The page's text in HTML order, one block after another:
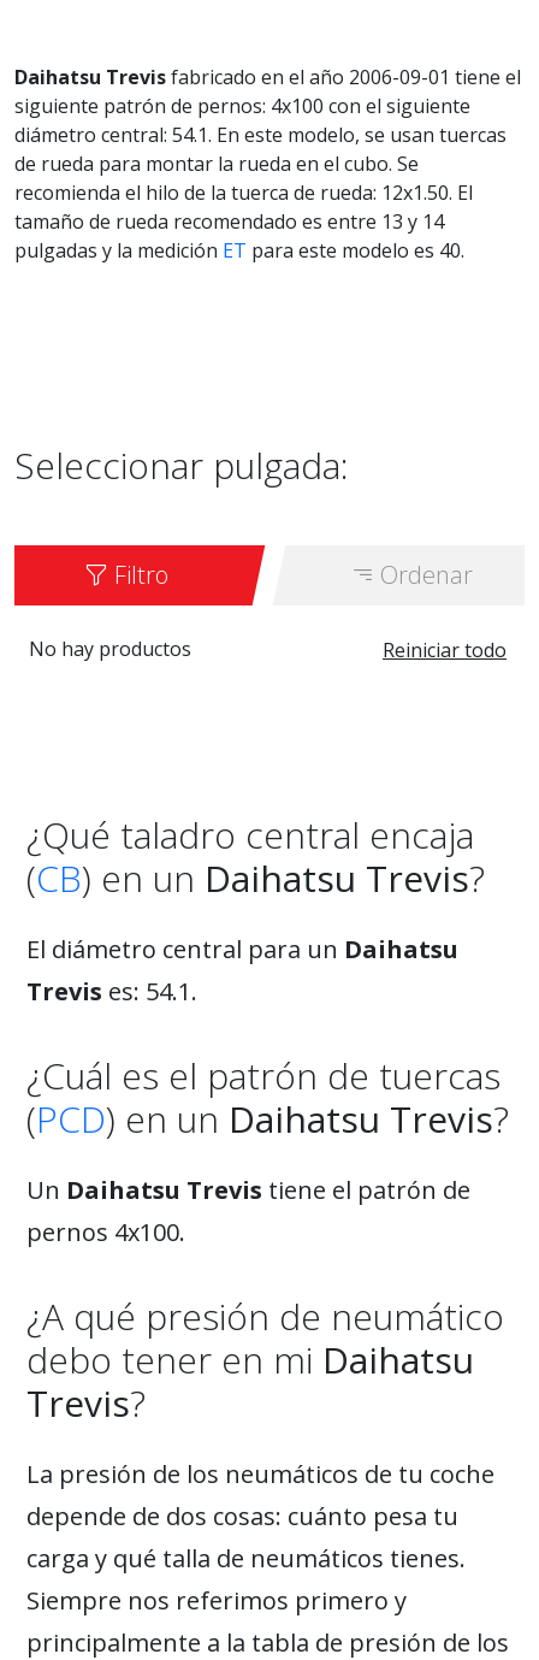
Daihatsu Trevisfabricado en el año 2006-09-01 tiene el
siguiente patrón de pernos: 4x100 con el siguiente
diámetro central: 54.1. En este modelo, se usan tuercas
de rueda para montar la rueda en el cubo. Se
recomienda el hilo de la tuerca de rueda: 12x1.50. El
tamaño de rueda recomendado es entre 13 y 14
pulgadas y la medición ET para este modelo es 40.
Seleccionar pulgada:
Filtro Ordenar
Reiniciar todo
No hay productos
¿Qué taladro central encaja
(CB) en un Daihatsu Trevis?
El diámetro central para un Daihatsu
Trevis es: 54.1.
¿Cuál es el patrón de tuercas
(PCD) en un Daihatsu Trevis?
Un Daihatsu Trevis tiene el patrón de
pernos 4x100.
¿A qué presión de neumático
debo tener en mi Daihatsu
Trevis?
La presión de los neumáticos de tu coche
depende de dos cosas: cuánto pesa tu
carga y qué talla de neumáticos tienes.
Siempre nos referimos primero y
principalmente a la tabla de presión de los